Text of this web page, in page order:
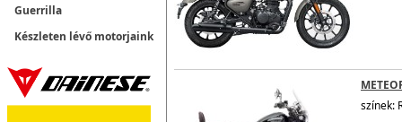
Guerrilla
Készleten lévő motorjaink
színek: